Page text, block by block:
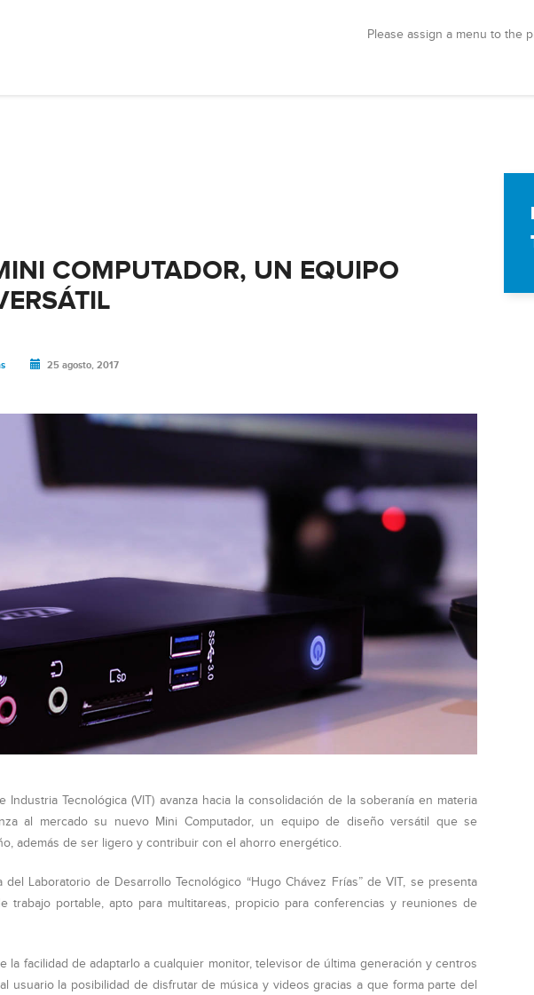
Please assign a menu to the
COMPUTADOR, UN EQUIPO
25 agosto, 2017
Industria Tecnológica (VIT) avanza hacia la consolidación de la soberanía en materia
al mercado su nuevo Mini Computador, un equipo de diseño versátil que se
además de ser ligero y contribuir con el ahorro energético.
Laboratorio de Desarrollo Tecnológico “Hugo Chávez Frías” de VIT, se presenta
trabajo portable, apto para multitareas, propicio para conferencias y reuniones de
la facilidad de adaptarlo a cualquier monitor, televisor de última generación y centros
usuario la posibilidad de disfrutar de música y videos gracias a que forma parte del